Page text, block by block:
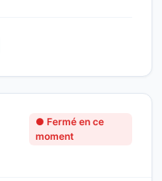
● Fermé en ce
moment